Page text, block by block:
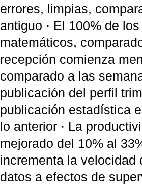
errores, limpias,
antiguo · El 100% de
matemáticos,
recepción comienza
comparado a las
publicación del perfil
publicación estadística
lo anterior · La
mejorado del 10% al
incrementa la
datos a efectos de